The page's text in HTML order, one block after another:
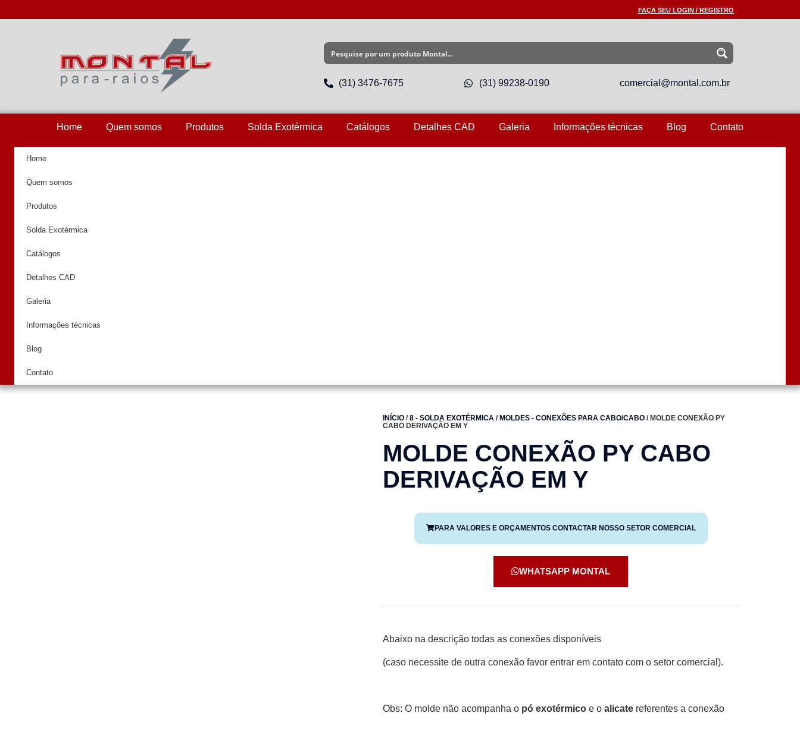
FAÇA SEU LOGIN / REGISTRO
(31) 3476-7675 (31) 99238-0190 comercial@montal.com.br
Home Quem somos Produtos Solda Exotérmica Catálogos Detalhes CAD Galeria Informações técnicas Blog Contato
Home
Quem somos
Produtos
Solda Exotérmica
Catálogos
Detalhes CAD
Galeria
Informações técnicas
Blog
Contato
INÍCIO /8 - SOLDA EXOTÉRMICA / MOLDES - CONEXÕES PARA CABO/CABO / MOLDE CONEXÃO PY
CABO DERIVAÇÃO EM Y
MOLDE CONEXÃO PY CABO
DERIVAÇÃO EM Y
PARA VALORES E ORÇAMENTOS CONTACTAR NOSSO SETOR COMERCIAL
WHATSAPP MONTAL
Abaixo na descrição todas as conexões disponíveis
(caso necessite de outra conexão favor entrar em contato com o setor comercial).
Obs: O molde não acompanha o pó exotérmico e o alicate referentes a conexão